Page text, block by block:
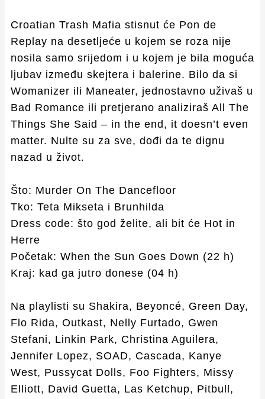
Croatian Trash Mafia stisnut će Pon de
Replay na desetljeće u kojem se roza nije
nosila samo srijedom i u kojem je bila moguća
ljubav između skejtera i balerine. Bilo da si
Womanizer ili Maneater, jednostavno uživaš u
Bad Romance ili pretjerano analiziraš All The
Things She Said – in the end, it doesn’t even
matter. Nulte su za sve, dođi da te dignu
nazad u život.
Što: Murder On The Dancefloor
Tko: Teta Mikseta i Brunhilda
Dress code: što god želite, ali bit će Hot in
Herre
Početak: When the Sun Goes Down (22 h)
Kraj: kad ga jutro donese (04 h)
Na playlisti su Shakira, Beyoncé, Green Day,
Flo Rida, Outkast, Nelly Furtado, Gwen
Stefani, Linkin Park, Christina Aguilera,
Jennifer Lopez, SOAD, Cascada, Kanye
West, Pussycat Dolls, Foo Fighters, Missy
Elliott, David Guetta, Las Ketchup, Pitbull,